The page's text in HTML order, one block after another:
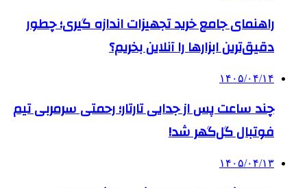
راهنمای جامع خرید تجهیزات اندازه گیری؛ چطور
دقیق‌ترین ابزارها را آنلاین بخریم؟
۱۴۰۵/۰۴/۱۴
چند ساعت پس از جدایی تارتار؛ رحمتی سرمربی تیم
فوتبال گل‌گهر شد!
۱۴۰۵/۰۴/۱۳